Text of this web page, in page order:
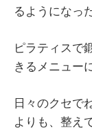
るようになっ
ピラティスで
きるメニュー
日々のクセで
よりも、整え